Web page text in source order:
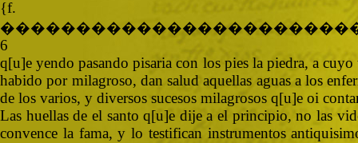
6
q[u]e yendo pasando pisaria con los pies la piedra, a
habido por milagroso, dan salud aquellas aguas a los
de los varios, y diversos sucesos milagrosos q[u]e oi
Las huellas de el santo q[u]e dije a el principio, no las
convence la fama, y lo testifican instrumentos